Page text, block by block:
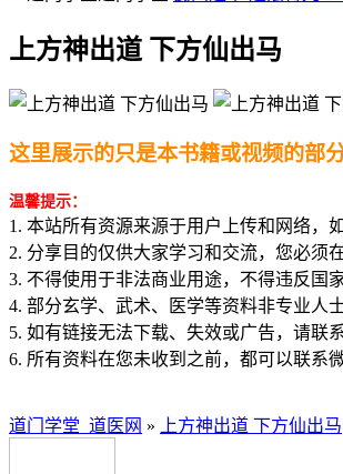
上方神出道 下方仙出马
这里展示的只是本书籍或视频的部
温馨提示：
1. 本站所有资源来源于用户上传和网络，
2. 分享目的仅供大家学习和交流，您必须
3. 不得使用于非法商业用途，不得违反国
4. 部分玄学、武术、医学等资料非专业人
5. 如有链接无法下载、失效或广告，请联
6. 所有资料在您未收到之前，都可以联系
道门学堂_道医网 » 上方神出道 下方仙出马